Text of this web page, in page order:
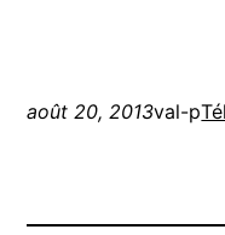
août 20, 2013val-p